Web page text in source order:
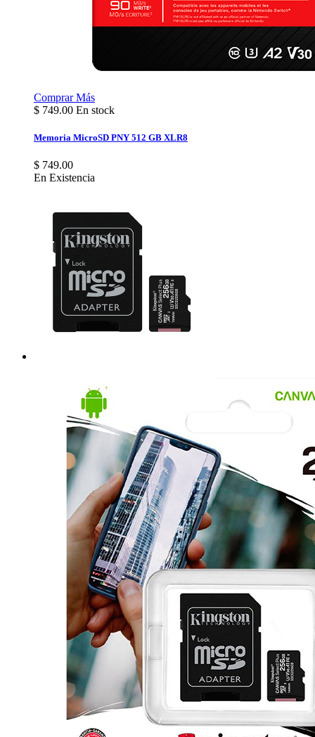
ComprarMás
$ 749.00 En stock
Memoria MicroSD PNY 512 GB XLR8
$ 749.00
En Existencia